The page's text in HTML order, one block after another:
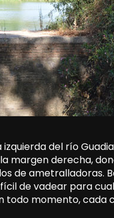
del río
margen derecha,
de ametralladoras.
de vadear para
todo momento,